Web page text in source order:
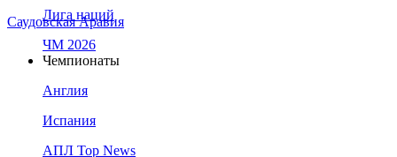
Саудовская Аравия
Лига наций
ЧМ 2026
Чемпионаты
Англия
Испания
АПЛ Top News